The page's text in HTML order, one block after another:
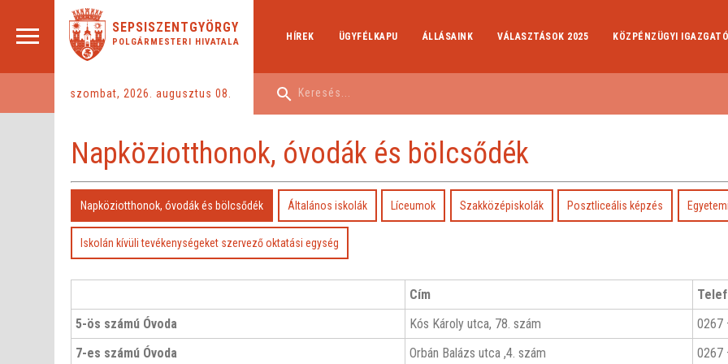
SEPSISZENTGYÖRGY
POLGÁRMESTERI HIVATALA
szombat, 2026. augusztus 08.
HÍREK ÜGYFÉLKAPU ÁLLÁSAINK VÁLASZTÁSOK 2025 KÖZPÉNZÜGYI
Napköziotthonok, óvodák és bölcsődék
Napköziotthonok, óvodák és bölcsődék Általános iskolák Líceumok Szakközépiskolák Posztliceális képzés
Iskolán kívüli tevékenységeket szervező oktatási egység
Cím
5-ös számú Óvoda
Kós Károly utca, 78. szám
0267
7-es számú Óvoda
Orbán Balázs utca ,4. szám
0267